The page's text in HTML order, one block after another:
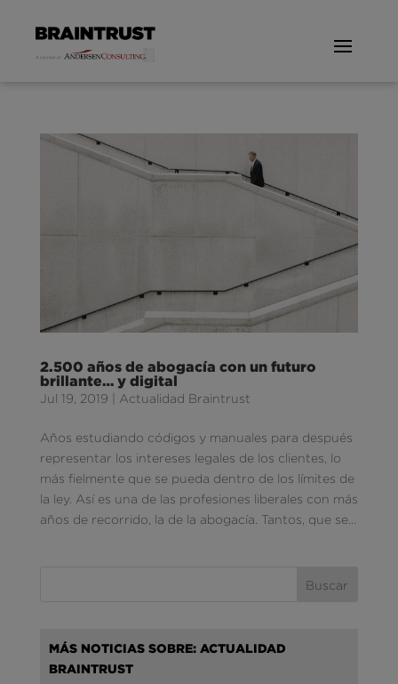
2.500 años de abogacía con un futuro
brillante… y digital
Jul 19, 2019 Actualidad Braintrust
Años estudiando códigos y manuales para después
representar los intereses legales de los clientes, lo
más fielmente que se pueda dentro de los límites de
la ley. Así es una de las profesiones liberales con más
años de recorrido, la de la abogacía. Tantos, que se...
MÁS NOTICIAS SOBRE: ACTUALIDAD
BRAINTRUST